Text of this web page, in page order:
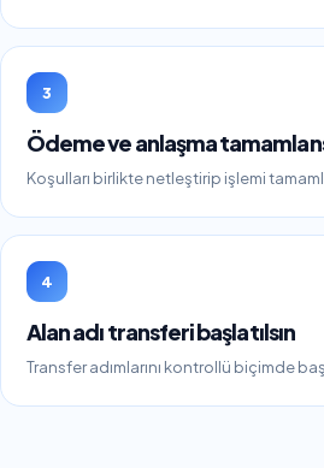
3
Ödeme ve anlaşma
Koşulları birlikte netleştirip işlemi
4
Alan adı transferi başlatılsın
Transfer adımlarını kontrollü biçimde